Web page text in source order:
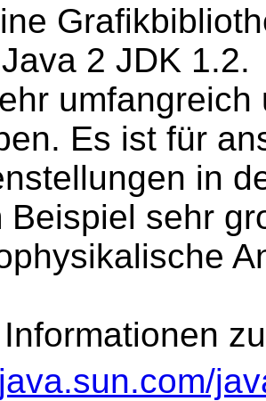
2 JDK 1.2.
Es ist für
in
Beispiel sehr